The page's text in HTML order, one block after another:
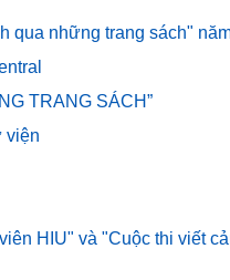
qua những trang sách"
TRANG SÁCH”
viện
HIU" và "Cuộc thi viết